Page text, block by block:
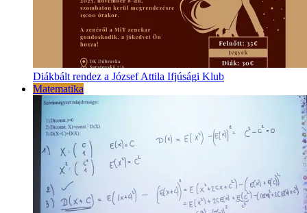
Diákbált rendez a József Attila Ifjúsági Klub
Matematika